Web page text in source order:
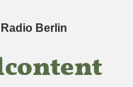
Radio Berlin